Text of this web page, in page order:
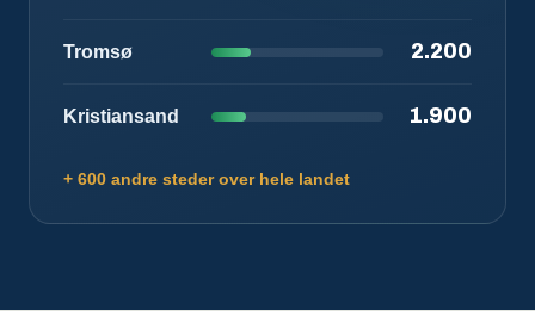
Tromsø 2.200
Kristiansand 1.900
+ 600 andre steder over hele landet